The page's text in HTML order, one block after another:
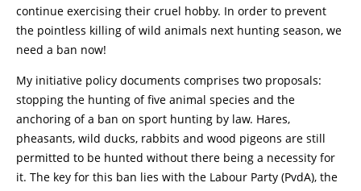
continue exercising their cruel hobby. In order to prevent
the pointless killing of wild animals next hunting season, we
need a ban now!
My initiative policy documents comprises two proposals:
stopping the hunting of five animal species and the
anchoring of a ban on sport hunting by law. Hares,
pheasants, wild ducks, rabbits and wood pigeons are still
permitted to be hunted without there being a necessity for
it. The key for this ban lies with the Labour Party (PvdA), the